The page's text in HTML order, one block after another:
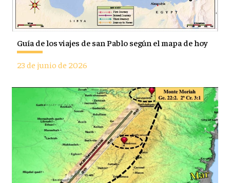
Guía de los viajes de san Pablo según el mapa de hoy
23 de junio de 2026